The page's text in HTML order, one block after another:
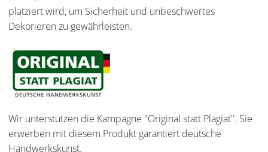
platziert wird, um Sicherheit und unbeschwertes
Dekorieren zu gewährleisten.
Wir unterstützen die Kampagne "Original statt Plagiat". Sie
erwerben mit diesem Produkt garantiert deutsche
Handwerkskunst.